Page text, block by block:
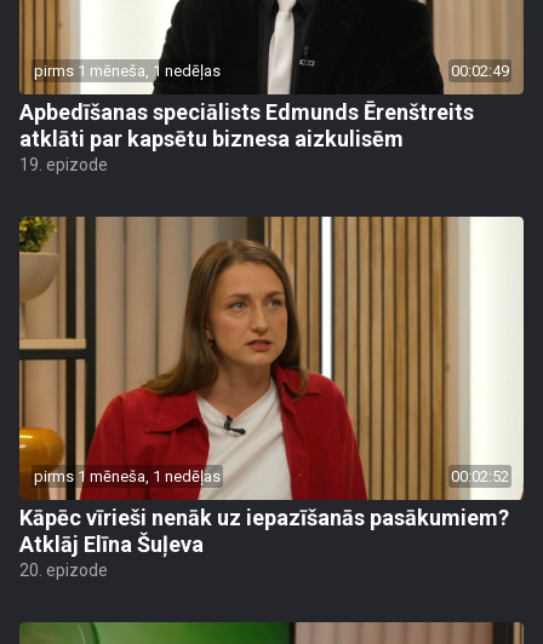
pirms 1 mēneša, 1 nedēļas 00:02:49
Apbedīšanas speciālists Edmunds Ērenštreits
atklāti par kapsētu biznesa aizkulisēm
19. epizode
pirms 1 mēneša, 1 nedēļas 00:02:52
Kāpēc vīrieši nenāk uz iepazīšanās pasākumiem?
Atklāj Elīna Šuļeva
20. epizode